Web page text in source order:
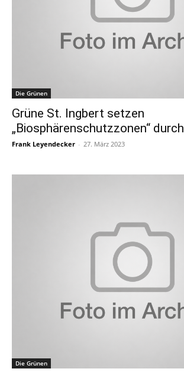
Die Grünen
Grüne St. Ingbert setzen
„Biosphärenschutzzonen“ durch
Frank Leyendecker - 27. März 2023
Die Grünen